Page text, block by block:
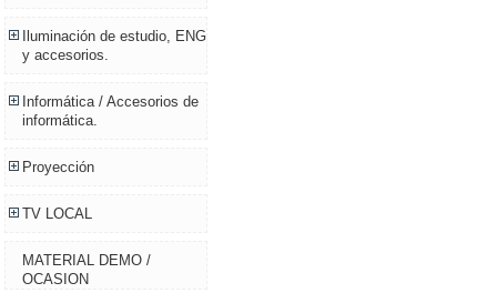
Iluminación de estudio, ENG
y accesorios.
Informática / Accesorios de
informática.
Proyección
TV LOCAL
MATERIAL DEMO /
OCASION